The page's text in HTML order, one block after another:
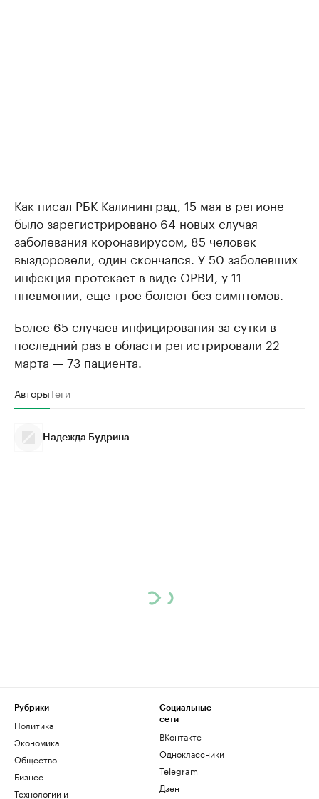
Как писал РБК Калининград, 15 мая в регионе
было зарегистрировано 64 новых случая
заболевания коронавирусом, 85 человек
выздоровели, один скончался. У 50 заболевших
инфекция протекает в виде ОРВИ, у 11 —
пневмонии, еще трое болеют без симптомов.
Более 65 случаев инфицирования за сутки в
последний раз в области регистрировали 22
марта — 73 пациента.
АвторыТеги
Надежда Будрина
Рубрики
Политика
Экономика
Общество
Бизнес
Технологии и
Социальные
сети
ВКонтакте
Одноклассники
Telegram
Дзен